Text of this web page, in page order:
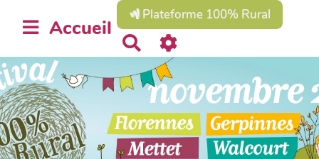
Accueil
Plateforme 100% Rural
e
c
h
e
r
c